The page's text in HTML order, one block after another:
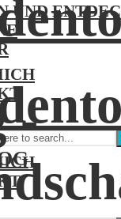
UND
-